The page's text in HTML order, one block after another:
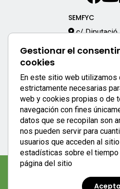
Gestionar el
cookies
En este sitio web utilizamos
estrictamente necesarias
web y cookies propias o de
navegación con fines
datos que se recopilan son
nos pueden servir para
usuarios que acceden al
estadísticas sobre el tiempo
página del sitio
SEMFYC
c/
933 170 333
Enlaces
APP
Política de